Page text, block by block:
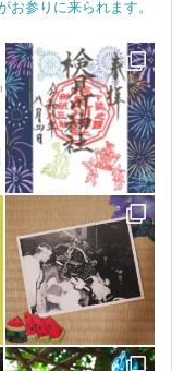
参りに来られます。